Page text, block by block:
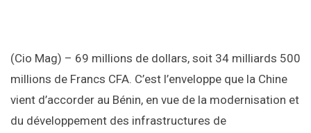
(Cio Mag) – 69 millions de dollars, soit 34 milliards 500
millions de Francs CFA. C’est l’enveloppe que la Chine
vient d’accorder au Bénin, en vue de la modernisation et
du développement des infrastructures de